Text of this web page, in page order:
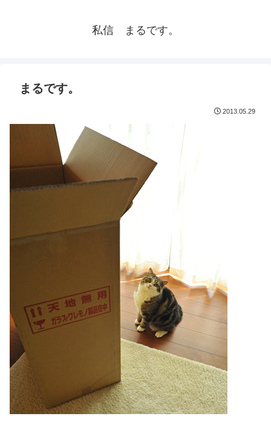
私信 まるです。
まるです。
2013.05.29